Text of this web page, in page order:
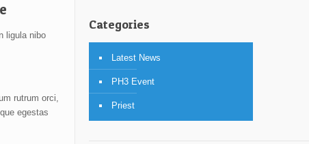
ligula nibo
rutrum orci,
egestas
Categories
Latest News
PH3 Event
Priest